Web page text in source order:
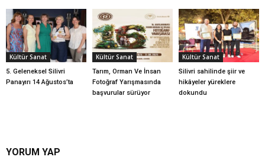
Kültür Sanat
5. Geleneksel Silivri
Panayırı 14 Ağustos’ta
Kültür Sanat
Tarım, Orman Ve İnsan
Fotoğraf Yarışmasında
başvurular sürüyor
Kültür Sanat
Silivri sahilinde şiir ve
hikâyeler yüreklere
dokundu
YORUM YAP